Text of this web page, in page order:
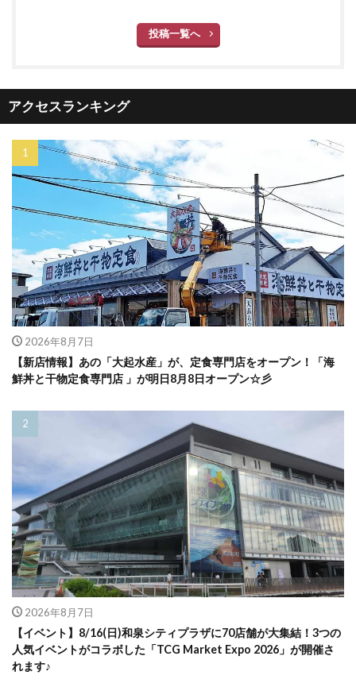
投稿一覧へ
アクセスランキング
2026年8月7日
【新店情報】あの「大起水産」が、定食専門店をオープン！「海
鮮丼と干物定食専門店 」が明日8月8日オープン☆彡
2026年8月7日
【イベント】8/16(日)和泉シティプラザに70店舗が大集結！3つの
人気イベントがコラボした「TCG Market Expo 2026」が開催さ
れます♪